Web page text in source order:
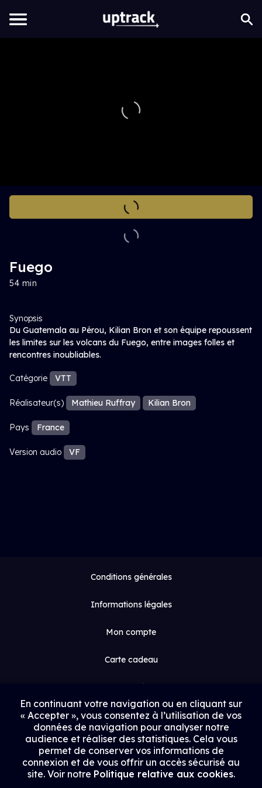
Fuego
54 min
Synopsis
Du Guatemala au Pérou, Kilian Bron et son équipe repoussent
les limites sur les volcans du Fuego, entre images folles et
rencontres inoubliables.
Catégorie VTT
Réalisateur(s) Mathieu Ruffray Kilian Bron
Pays France
Version audio VF
Conditions générales
Informations légales
Mon compte
Carte cadeau
Espace médias
Contact
Proposer un film
Rejoindre Uptrack
En continuant votre navigation ou en cliquant sur
« Accepter », vous consentez à l’utilisation de vos
données de navigation pour analyser notre
audience et réaliser des statistiques. Cela vous
permet de conserver vos informations de
connexion et de vous offrir un accès sécurisé au
site. Voir notre Politique relative aux cookies.